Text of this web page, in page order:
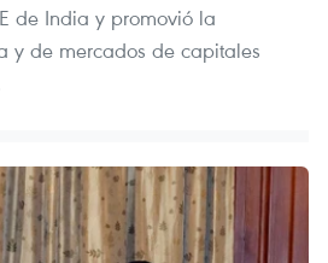
de India y promovió la
y de mercados de capitales